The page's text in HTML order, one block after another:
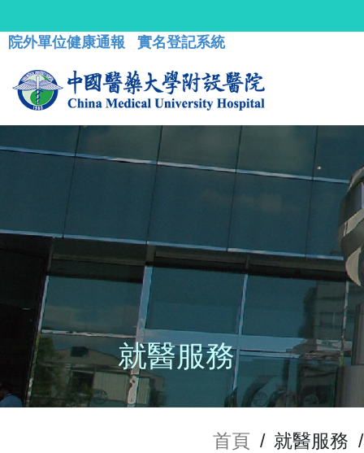
院外單位健康通報 實名登記系統
就醫服務
首頁 / 就醫服務 /